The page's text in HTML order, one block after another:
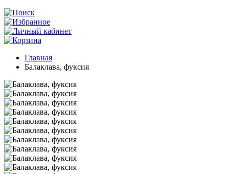
Главная
Балаклава, фуксия